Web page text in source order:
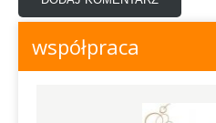
współpraca